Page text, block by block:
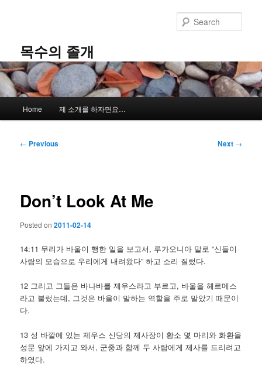
content목수의 졸개
Home 제 소개를 하자면요…
Post
← Previous Next →
Don’t Look At Me
Posted on2011-02-14
14:11 무리가 바울이 행한 일을 보고서, 루가오니아 말로 “신들이
사람의 모습으로 우리에게 내려왔다” 하고 소리 질렀다.
12 그리고 그들은 바나바를 제우스라고 부르고, 바울을 헤르메스
라고 불렀는데, 그것은 바울이 말하는 역할을 주로 맡았기 때문이
다.
13 성 바깥에 있는 제우스 신당의 제사장이 황소 몇 마리와 화환을
성문 앞에 가지고 와서, 군중과 함께 두 사람에게 제사를 드리려고
하였다.